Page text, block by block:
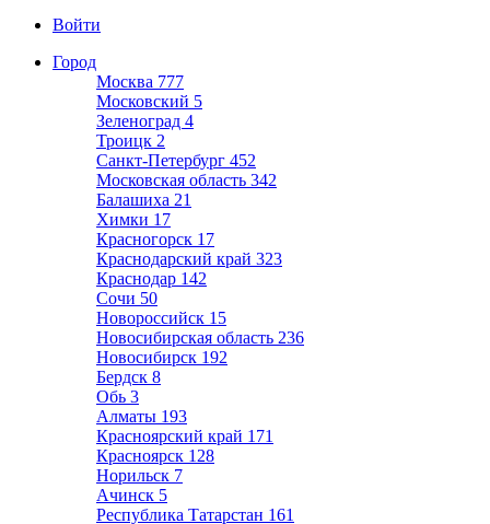
Войти
Город
Москва 777
Московский 5
Зеленоград 4
Троицк 2
Санкт-Петербург 452
Московская область 342
Балашиха 21
Химки 17
Красногорск 17
Краснодарский край 323
Краснодар 142
Сочи 50
Новороссийск 15
Новосибирская область 236
Новосибирск 192
Бердск 8
Обь 3
Алматы 193
Красноярский край 171
Красноярск 128
Норильск 7
Ачинск 5
Республика Татарстан 161